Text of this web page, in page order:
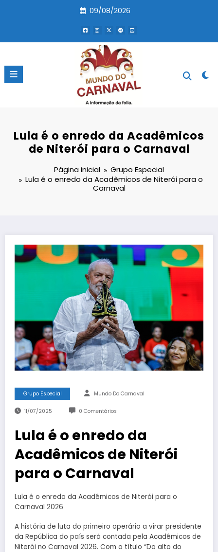
09/08/2026
Lula é o enredo da Acadêmicos
de Niterói para o Carnaval
Página inicial
Grupo Especial
Lula é o enredo da Acadêmicos de Niterói para o
Carnaval
Grupo Especial Mundo Do Carnaval
11/07/2025 0 Comentários
Lula é o enredo da
Acadêmicos de Niterói
para o Carnaval
Lula é o enredo da Acadêmicos de Niterói para o
Carnaval 2026
A história de luta do primeiro operário a virar presidente
da República do país será contada pela Acadêmicos de
Niterói no Carnaval 2026. Com o título “Do alto do